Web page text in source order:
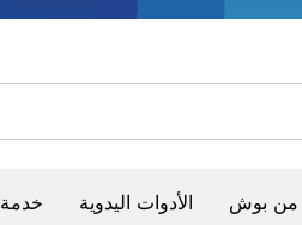
من بوش الأدوات اليدوية خدمة